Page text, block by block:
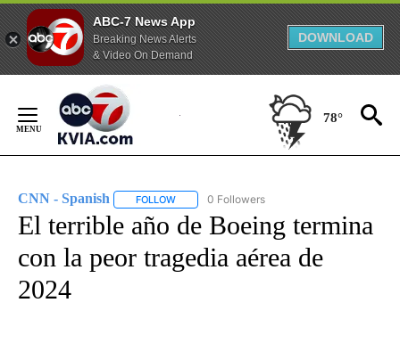
ABC-7 News App
Breaking News Alerts
& Video On Demand
DOWNLOAD
Content
78°
CNN - Spanish FOLLOW FOLLOW "CNN - SPANISH" TO RECEIVE
0 Followers
El terrible año de Boeing termina
con la peor tragedia aérea de
2024